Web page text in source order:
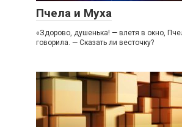
Пчела и Муха
«Здорово, душенька! — влетя в окно,
говорила. — Сказать ли весточку?